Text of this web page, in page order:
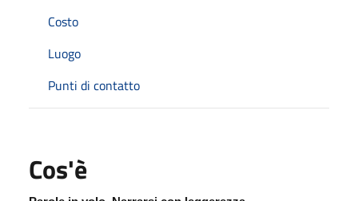
Costo
Luogo
Punti di contatto
Cos'è